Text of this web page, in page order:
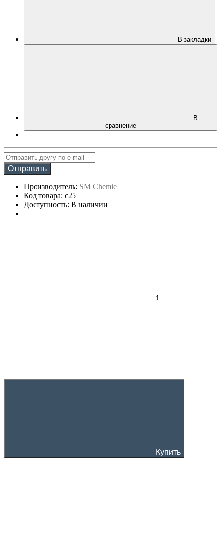
В закладки
В
сравнение
Отправить
Производитель: SM Chemie
Код товара: c25
Доступность: В наличии
Купить